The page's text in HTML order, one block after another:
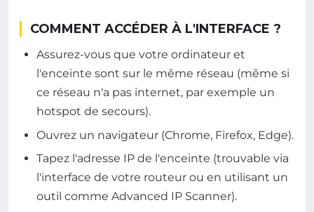
COMMENT ACCÉDER À L'INTERFACE ?
Assurez-vous que votre ordinateur et
l'enceinte sont sur le même réseau (même si
ce réseau n'a pas internet, par exemple un
hotspot de secours).
Ouvrez un navigateur (Chrome, Firefox, Edge).
Tapez l'adresse IP de l'enceinte (trouvable via
l'interface de votre routeur ou en utilisant un
outil comme Advanced IP Scanner).